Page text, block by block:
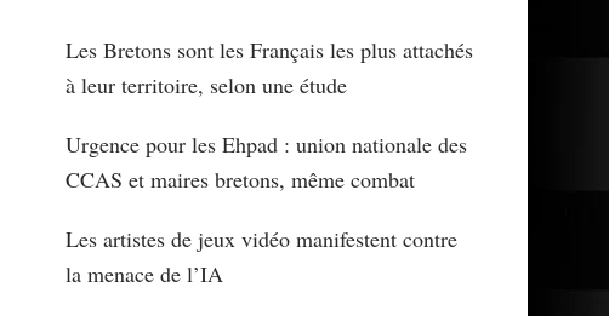
Les Bretons sont les Français les plus attachés
à leur territoire, selon une étude
Urgence pour les Ehpad : union nationale des
CCAS et maires bretons, même combat
Les artistes de jeux vidéo manifestent contre
la menace de l’IA